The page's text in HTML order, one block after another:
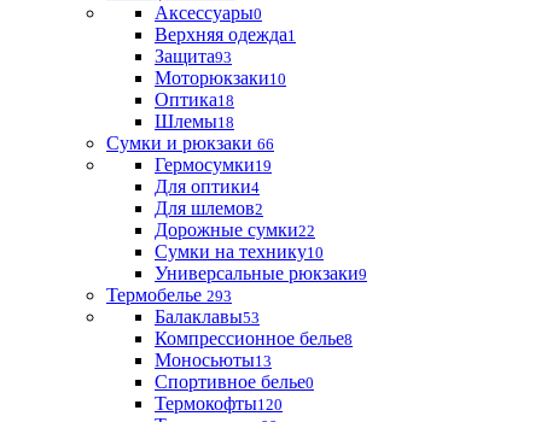
Аксессуары0
Верхняя одежда1
Защита93
Моторюкзаки10
Оптика18
Шлемы18
Сумки и рюкзаки 66
Гермосумки19
Для оптики4
Для шлемов2
Дорожные сумки22
Сумки на технику10
Универсальные рюкзаки9
Термобелье 293
Балаклавы53
Компрессионное белье8
Моносьюты13
Спортивное белье0
Термокофты120